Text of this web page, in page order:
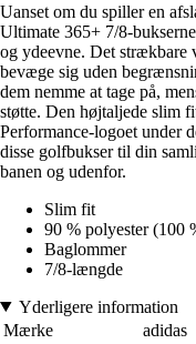
Uanset om du spiller en
Ultimate 365+ 7/8-
og ydeevne. Det strækbare
bevæge sig uden
dem nemme at tage på,
støtte. Den højtaljede slim
Performance-logoet under
disse golfbukser til din
banen og udenfor.
Slim fit
90 % polyester (100
Baglommer
7/8-længde
Yderligere information
Mærke
adidas